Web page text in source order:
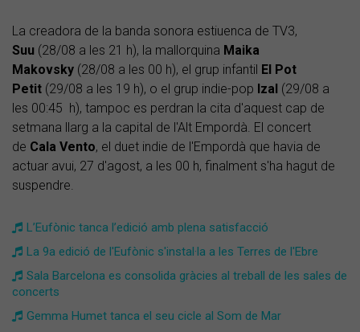
La creadora de la banda sonora estiuenca de TV3,
Suu (28/08 a les 21 h), la mallorquina Maika
Makovsky (28/08 a les 00 h), el grup infantil El Pot
Petit (29/08 a les 19 h), o el grup indie-pop Izal (29/08 a
les 00:45 h), tampoc es perdran la cita d'aquest cap de
setmana llarg a la capital de l'Alt Empordà. El concert
de Cala Vento, el duet indie de l'Empordà que havia de
actuar avui, 27 d'agost, a les 00 h, finalment s'ha hagut de
suspendre.
​L’Eufònic tanca l’edició amb plena satisfacció
La 9a edició de l'Eufònic s'instal·la a les Terres de l'Ebre
Sala Barcelona es consolida gràcies al treball de les sales de
concerts
Gemma Humet tanca el seu cicle al Som de Mar